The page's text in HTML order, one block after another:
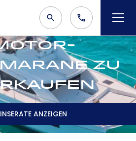
zu
INSERATE ANZEIGEN